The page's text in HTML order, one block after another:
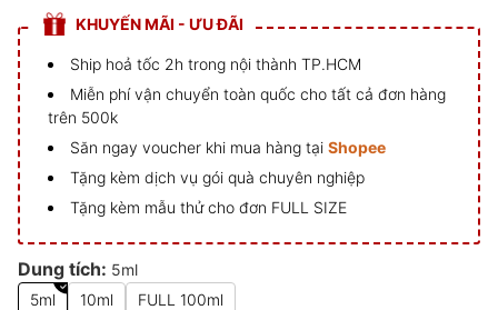
KHUYẾN MÃI - ƯU ĐÃI
Ship hoả tốc 2h trong nội thành TP.HCM
Miễn phí vận chuyển toàn quốc cho tất cả đơn hàng
trên 500k
Săn ngay voucher khi mua hàng tại Shopee
Tặng kèm dịch vụ gói quà chuyên nghiệp
Tặng kèm mẫu thử cho đơn FULL SIZE
Dung tích: 5ml
5ml
10ml FULL 100ml